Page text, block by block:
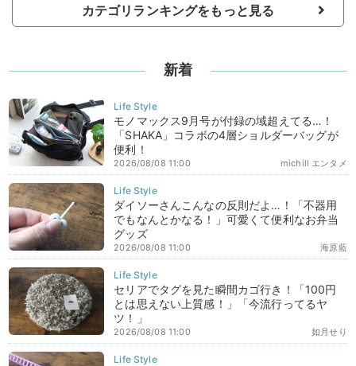
カテゴリランキングをもっと見る
新着
モノマックス9月号が付録の域超えてる…！
「SHAKA」コラボの4層ショルダーバッグが
便利！
michill エンタメ
2026/08/08 11:00
ダイソーさんこんなの反則だよ…！「不器用
でもなんとかなる！」可愛くて便利なお弁当
グッズ
海原藍
2026/08/08 11:00
セリアでタグを見た瞬間カゴ行き！「100円
とは思えない上質感！」「今流行ってるヤ
ツ！」
如月せり
2026/08/08 11:00